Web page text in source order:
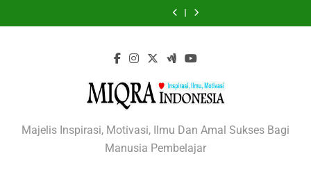
to
AndaAtasi
Pandemi
Jalan
Yang
Kesuksesan
MIQRA INDONESIA
Majelis Inspirasi, Motivasi, Ilmu Dan Amal Sukses Bagi
Manusia Pembelajar